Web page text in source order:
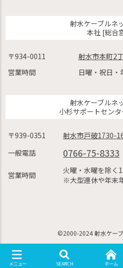
メニュー SEARCH ホーム
射水ケーブルネ
本社 [総合
〒934-0011
射水市本町2
営業時間
日曜・祝日・
射水ケーブルネ
小杉サポートセン
〒939-0351
射水市戸破1730-
一般電話
0766-75-8333
営業時間
火曜・水曜を除く
※大型連休や年末
©2000-2024 射水ケー